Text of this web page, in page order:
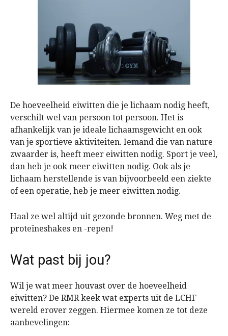
De hoeveelheid eiwitten die je lichaam nodig heeft,
verschilt wel van persoon tot persoon. Het is
afhankelijk van je ideale lichaamsgewicht en ook
van je sportieve aktiviteiten. Iemand die van nature
zwaarder is, heeft meer eiwitten nodig. Sport je veel,
dan heb je ook meer eiwitten nodig. Ook als je
lichaam herstellende is van bijvoorbeeld een ziekte
of een operatie, heb je meer eiwitten nodig.
Haal ze wel altijd uit gezonde bronnen. Weg met de
proteïneshakes en -repen!
Wat past bij jou?
Wil je wat meer houvast over de hoeveelheid
eiwitten? De RMR keek wat experts uit de LCHF
wereld erover zeggen. Hiermee komen ze tot deze
aanbevelingen: